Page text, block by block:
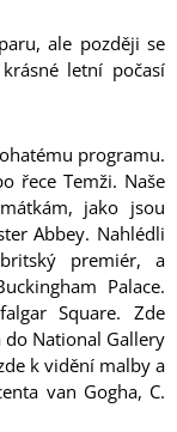
ale později se
letní počasí
programu.
řece Temži. Naše
jako jsou
Abbey. Nahlédli
premiér, a
Palace.
Square. Zde
National Gallery
k vidění malby a
van Gogha, C.